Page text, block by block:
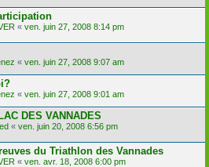
« ven. juin 27, 2008 8:14 pm
« ven. juin 27, 2008 9:07 am
« ven. juin 27, 2008 9:01 am
DES VANNADES
« ven. juin 20, 2008 6:56 pm
du Triathlon des Vannades
« ven. avr. 18, 2008 6:00 pm